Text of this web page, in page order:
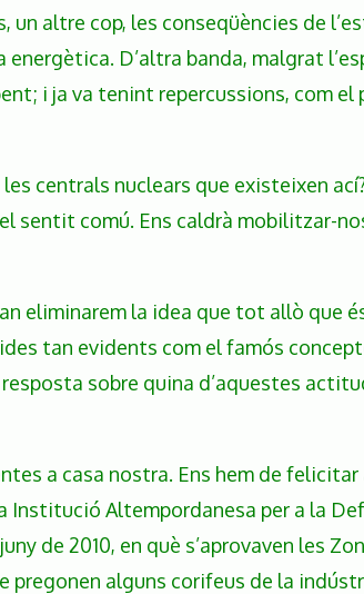
altre cop, les conseqüències de
D’altra banda, malgrat
i ja va tenint repercussions, com
centrals nuclears que existeixen
comú. Ens caldrà mobilitzar-
eliminarem la idea que tot allò que
tan evidents com el famós
sobre quina d’aquestes
a casa nostra. Ens hem de
Altempordanesa per a la
de 2010, en què s’aprovaven les
alguns corifeus de la